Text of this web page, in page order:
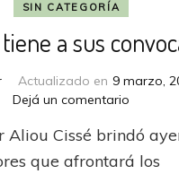
SIN CATEGORÍA
a sus
Actualizado en 9 marzo,
Dejá un comentario
tiene
a
Aliou Cissé brindó
que afrontará los